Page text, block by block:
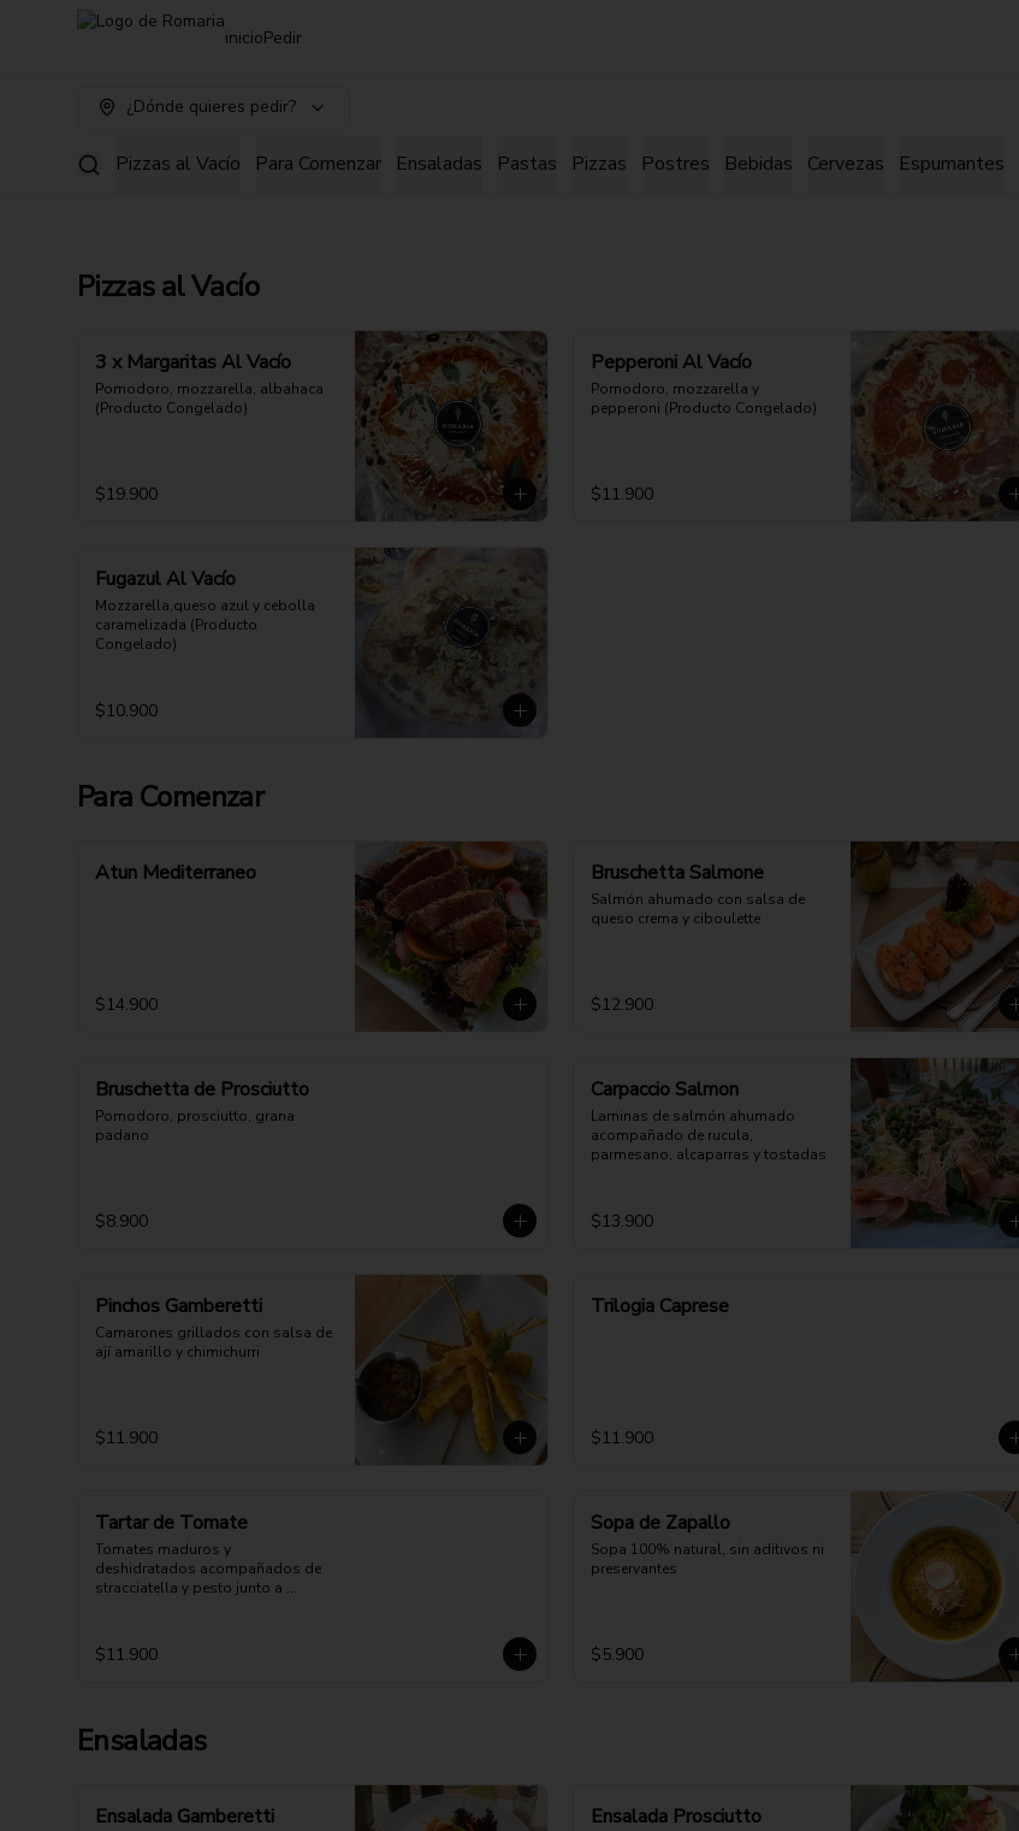
inicioPedir
¿Dónde quieres pedir?
Pizzas al Vacío Para Comenzar Ensaladas Pastas Pizzas Postres Bebidas Cervezas Espumantes
Pizzas al Vacío
3 x Margaritas Al Vacío
Pomodoro, mozzarella, albahaca
(Producto Congelado)
$19.900
Pepperoni Al Vacío
Pomodoro, mozzarella y
pepperoni (Producto Congelado)
$11.900
Fugazul Al Vacío
Mozzarella,queso azul y cebolla
caramelizada (Producto
Congelado)
$10.900
Para Comenzar
Atun Mediterraneo
$14.900
Bruschetta Salmone
Salmón ahumado con salsa de
queso crema y ciboulette
$12.900
Bruschetta de Prosciutto
Pomodoro, prosciutto, grana
padano
$8.900
Carpaccio Salmon
Laminas de salmón ahumado
acompañado de rucula,
parmesano, alcaparras y tostadas
$13.900
Pinchos Gamberetti
Camarones grillados con salsa de
ají amarillo y chimichurri
$11.900
Trilogia Caprese
$11.900
Tartar de Tomate
Tomates maduros y
deshidratados acompañados de
stracciatella y pesto junto a
$11.900
Sopa de Zapallo
Sopa 100% natural, sin aditivos ni
preservantes
$5.900
Ensaladas
Ensalada Gamberetti Ensalada Prosciutto